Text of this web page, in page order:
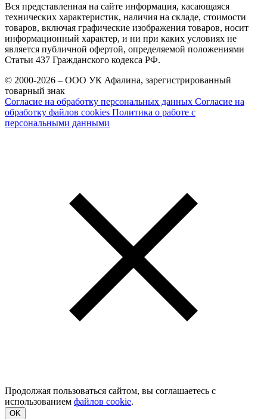
Вся представленная на сайте информация, касающаяся
технических характеристик, наличия на складе, стоимости
товаров, включая графические изображения товаров, носит
информационный характер, и ни при каких условиях не
является публичной офертой, определяемой положениями
Статьи 437 Гражданского кодекса РФ.
© 2000-2026 – ООО УК Афалина, зарегистрированный
товарный знак
Согласие на обработку персональных данных Согласие на
обработку файлов cookies Политика о работе с
персональными данными
Продолжая пользоваться сайтом, вы соглашаетесь с
использованием файлов cookie.
OK